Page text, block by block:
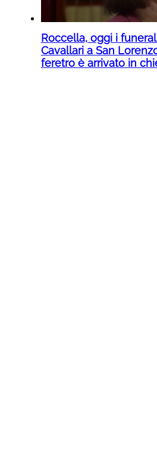
Roccella, oggi i
Cavallari a San
feretro è arrivato in